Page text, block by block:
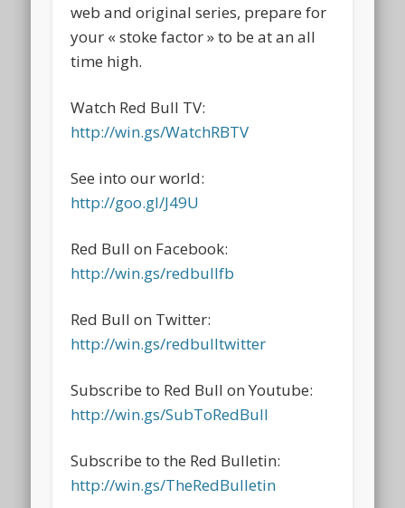
web and original series, prepare for
your « stoke factor » to be at an all
time high.
Watch Red Bull TV:
http://win.gs/WatchRBTV
See into our world:
http://goo.gl/J49U
Red Bull on Facebook:
http://win.gs/redbullfb
Red Bull on Twitter:
http://win.gs/redbulltwitter
Subscribe to Red Bull on Youtube:
http://win.gs/SubToRedBull
Subscribe to the Red Bulletin:
http://win.gs/TheRedBulletin